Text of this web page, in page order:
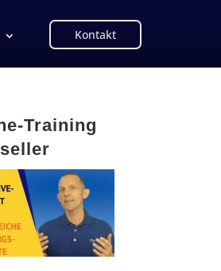
Kontakt
Training